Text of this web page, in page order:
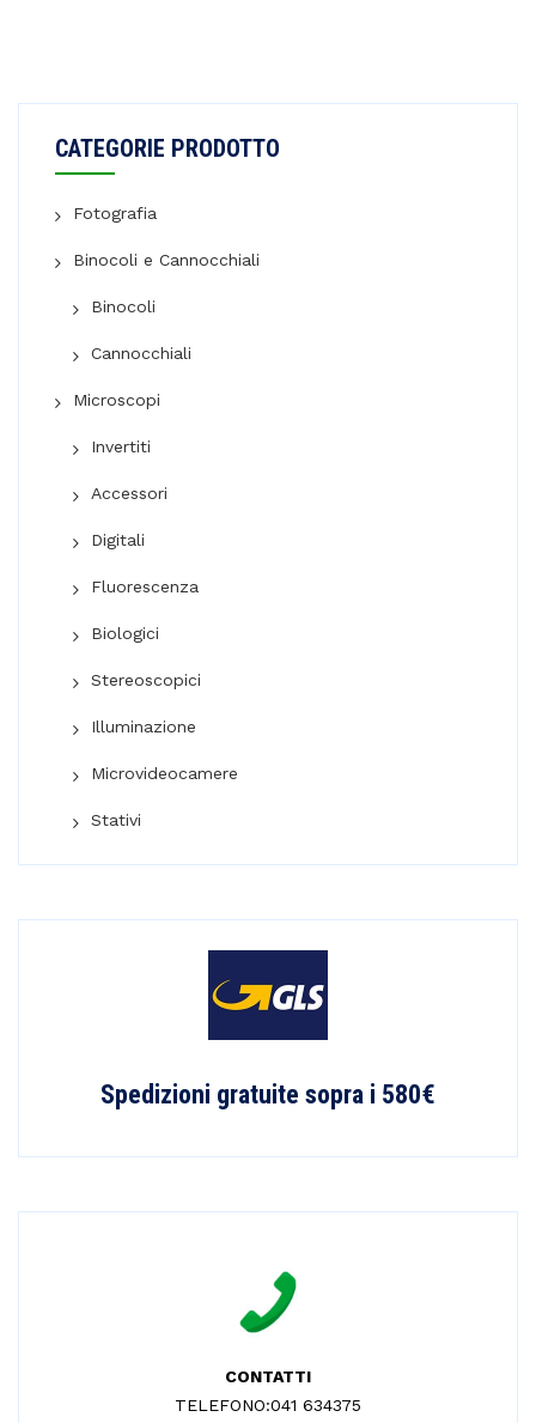
CATEGORIE PRODOTTO
Fotografia
Binocoli e Cannocchiali
Binocoli
Cannocchiali
Microscopi
Invertiti
Accessori
Digitali
Fluorescenza
Biologici
Stereoscopici
Illuminazione
Microvideocamere
Stativi
Spedizioni gratuite sopra i 580€
CONTATTI
TELEFONO:041 634375